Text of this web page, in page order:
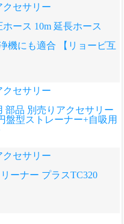
クセサリー
ース 10m 延長ホース
機にも適合 【リョービ互
クセサリー
部品 別売りアクセサリー
盤型ストレーナー+自吸用
クセサリー
ーナー プラスTC320